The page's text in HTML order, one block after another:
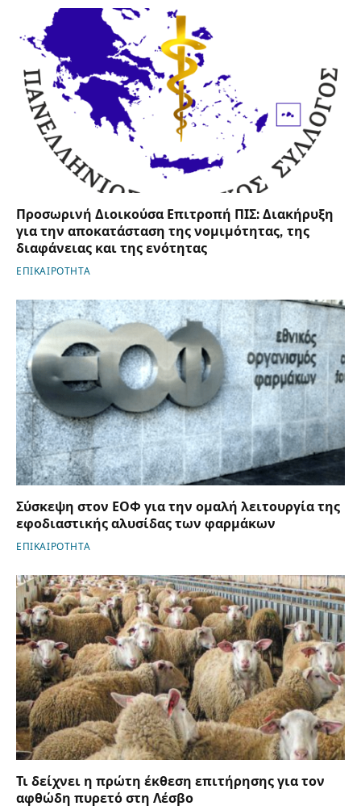
Προσωρινή Διοικούσα Επιτροπή ΠΙΣ: Διακήρυξη
για την αποκατάσταση της νομιμότητας, της
διαφάνειας και της ενότητας
ΕΠΙΚΑΙΡΟΤΗΤΑ
Σύσκεψη στον ΕΟΦ για την ομαλή λειτουργία της
εφοδιαστικής αλυσίδας των φαρμάκων
ΕΠΙΚΑΙΡΟΤΗΤΑ
Τι δείχνει η πρώτη έκθεση επιτήρησης για τον
αφθώδη πυρετό στη Λέσβο